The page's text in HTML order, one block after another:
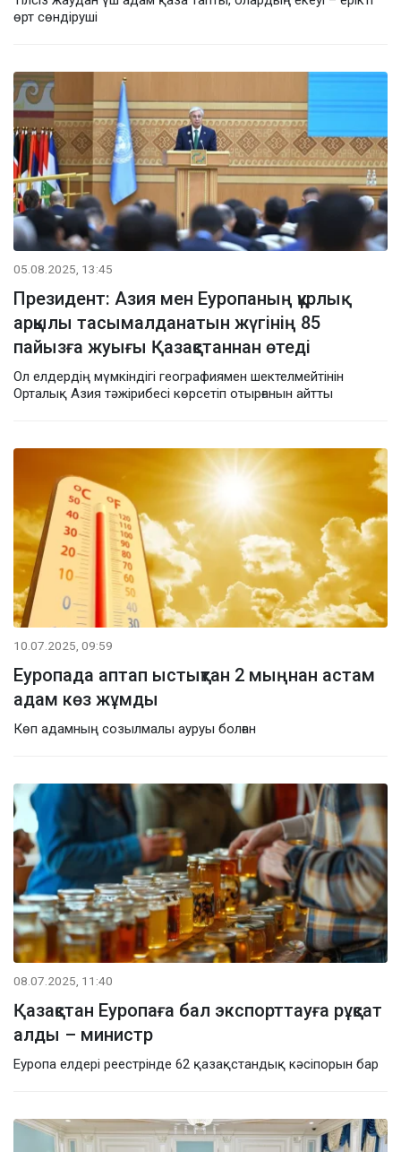
өрт сөндіруші
05.08.2025, 13:45
Президент: Азия мен Еуропаның құрлық
арқылы тасымалданатын жүгінің 85
пайызға жуығы Қазақстаннан өтеді
Ол елдердің мүмкіндігі географиямен шектелмейтінін
Орталық Азия тәжірибесі көрсетіп отырғанын айтты
10.07.2025, 09:59
Еуропада аптап ыстықтан 2 мыңнан астам
адам көз жұмды
Көп адамның созылмалы ауруы болған
08.07.2025, 11:40
Қазақстан Еуропаға бал экспорттауға рұқсат
алды – министр
Еуропа елдері реестрінде 62 қазақстандық кәсіпорын бар